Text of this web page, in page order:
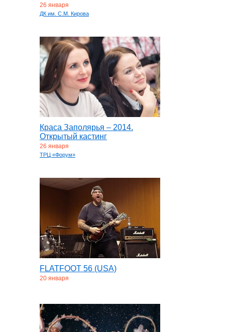
26 января
ДК им. С.М. Кирова
Краса Заполярья – 2014.
Открытый кастинг
26 января
ТРЦ «Форум»
FLATFOOT 56 (USA)
20 января